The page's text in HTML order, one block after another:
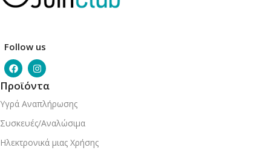
Follow us
Προϊόντα
Υγρά Αναπλήρωσης
Συσκευές/Αναλώσιμα
Ηλεκτρονικά μιας Χρήσης